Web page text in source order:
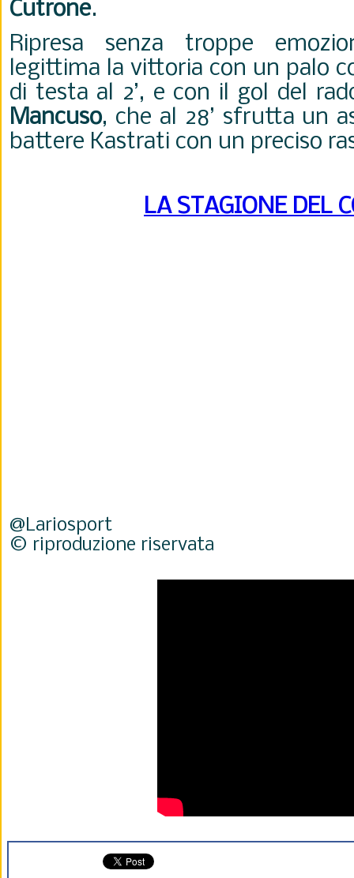
Cutrone.
Ripresa senza troppe
legittima la vittoria con un palo
di testa al 2’, e con il gol del
Mancuso, che al 28’ sfrutta un
battere Kastrati con un preciso
LA STAGIONE DEL
@Lariosport
© riproduzione riservata